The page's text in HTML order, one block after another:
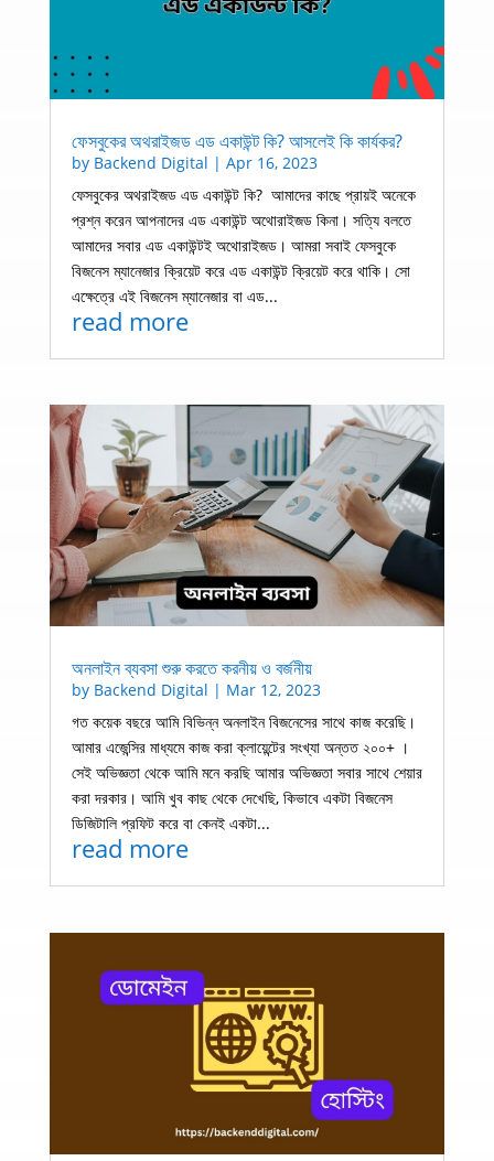
ফেসবুকের অথরাইজড এড একাউন্ট কি? আসলেই কি কার্যকর?
by Backend Digital | Apr 16, 2023
ফেসবুকের অথরাইজড এড একাউন্ট কি? আমাদের কাছে প্রায়ই অনেকে
প্রশ্ন করেন আপনাদের এড একাউন্ট অথোরাইজড কিনা। সত্যি বলতে
আমাদের সবার এড একাউন্টই অথোরাইজড। আমরা সবাই ফেসবুকে
বিজনেস ম্যানেজার ক্রিয়েট করে এড একাউন্ট ক্রিয়েট করে থাকি। সো
এক্ষেত্রে এই বিজনেস ম্যানেজার বা এড...
read more
অনলাইন ব্যবসা শুরু করতে করনীয় ও বর্জনীয়
by Backend Digital | Mar 12, 2023
গত কয়েক বছরে আমি বিভিন্ন অনলাইন বিজনেসের সাথে কাজ করেছি।
আমার এজেন্সির মাধ্যমে কাজ করা ক্লায়েন্টের সংখ্যা অন্তত ২০০+ ।
সেই অভিজ্ঞতা থেকে আমি মনে করছি আমার অভিজ্ঞতা সবার সাথে শেয়ার
করা দরকার। আমি খুব কাছ থেকে দেখেছি, কিভাবে একটা বিজনেস
ডিজিটালি প্রফিট করে বা কেনই একটা...
read more